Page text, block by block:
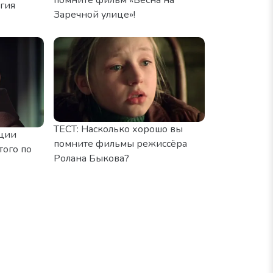
Заречной улице»!
по
ТЕСТ: Насколько хорошо вы
помните фильмы режиссёра
Ролана Быкова?